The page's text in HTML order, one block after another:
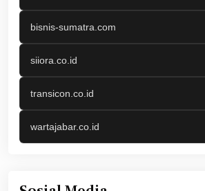
bisnis-sumatra.com
siiora.co.id
transicon.co.id
wartajabar.co.id